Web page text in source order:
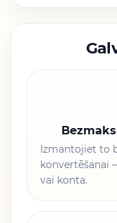
Izmantojiet to
konvertēšanai
vai konta.